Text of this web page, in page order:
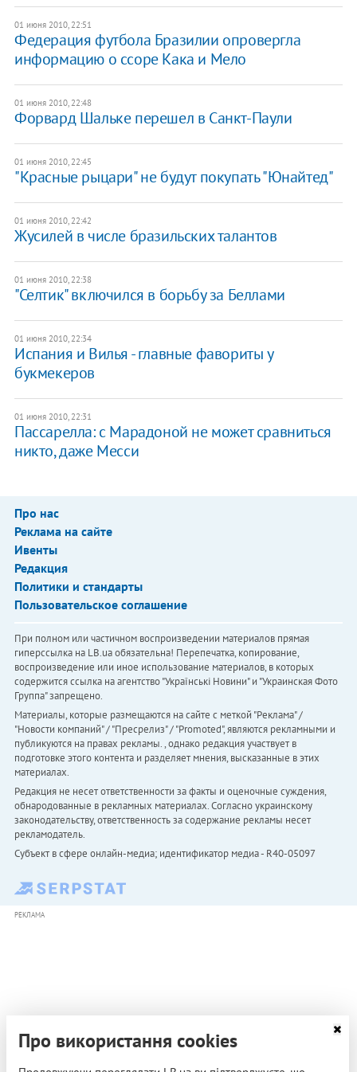
01 июня 2010, 22:51
Федерация футбола Бразилии опровергла
информацию о ссоре Кака и Мело
01 июня 2010, 22:48
Форвард Шальке перешел в Санкт-Паули
01 июня 2010, 22:45
"Красные рыцари" не будут покупать "Юнайтед"
01 июня 2010, 22:42
Жусилей в числе бразильских талантов
01 июня 2010, 22:38
"Селтик" включился в борьбу за Беллами
01 июня 2010, 22:34
Испания и Вилья - главные фавориты у
букмекеров
01 июня 2010, 22:31
Пассарелла: с Марадоной не может сравниться
никто, даже Месси
Про нас
Реклама на сайте
Ивенты
Редакция
Политики и стандарты
Пользовательское соглашение
При полном или частичном воспроизведении материалов прямая
гиперссылка на LB.ua обязательна! Перепечатка, копирование,
воспроизведение или иное использование материалов, в которых
содержится ссылка на агентство "Українськi Новини" и "Украинская Фото
Группа" запрещено.
Материалы, которые размещаются на сайте с меткой "Реклама" /
"Новости компаний" / "Пресрелиз" / "Promoted", являются рекламными и
публикуются на правах рекламы. , однако редакция участвует в
подготовке этого контента и разделяет мнения, высказанные в этих
материалах.
Редакция не несет ответственности за факты и оценочные суждения,
обнародованные в рекламных материалах. Согласно украинскому
законодательству, ответственность за содержание рекламы несет
рекламодатель.
Субъект в сфере онлайн-медиа; идентификатор медиа - R40-05097
РЕКЛАМА
Про використання cookies